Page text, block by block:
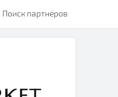
Поиск партнёров